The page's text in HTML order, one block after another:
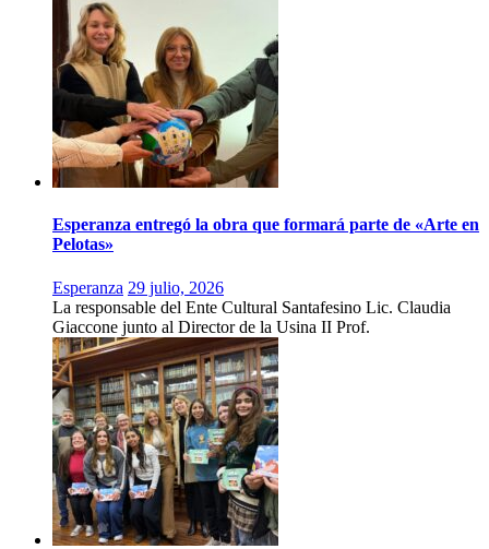
Esperanza entregó la obra que formará parte de «Arte en
Pelotas»
Esperanza 29 julio, 2026
La responsable del Ente Cultural Santafesino Lic. Claudia
Giaccone junto al Director de la Usina II Prof.